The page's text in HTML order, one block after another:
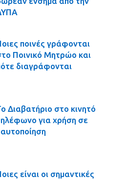
ποινές γράφονται
Ποινικό Μητρώο και
διαγράφονται
Διαβατήριο στο κινητό
για χρήση σε
είναι οι σημαντικές